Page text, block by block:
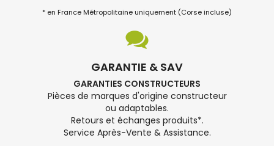
* en France Métropolitaine uniquement (Corse incluse)
GARANTIE & SAV
GARANTIES CONSTRUCTEURS
Pièces de marques d'origine constructeur
ou adaptables.
Retours et échanges produits*.
Service Après-Vente & Assistance.